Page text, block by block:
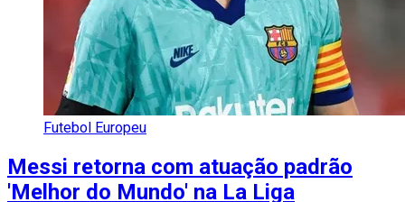
Futebol Europeu
Messi retorna com atuação padrão
'Melhor do Mundo' na La Liga